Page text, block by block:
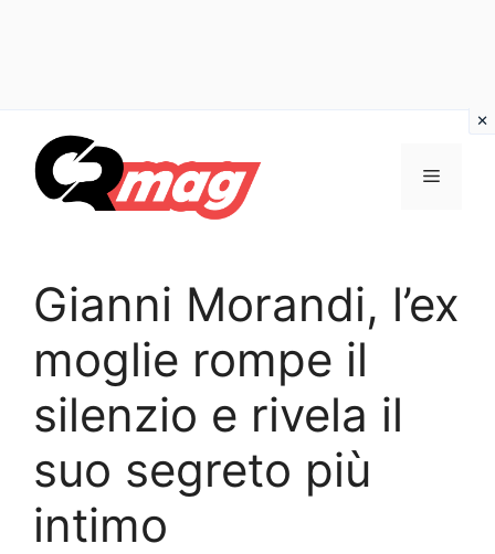
contenuto
Menu
Gianni Morandi, l’ex
moglie rompe il
silenzio e rivela il
suo segreto più
intimo